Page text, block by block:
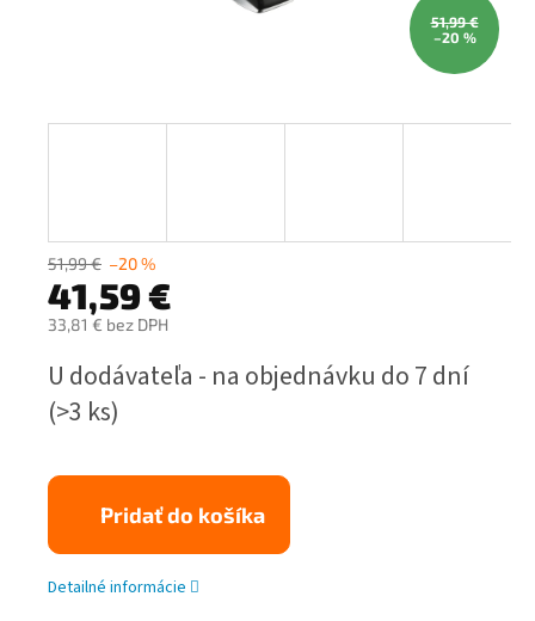
51,99 €
–20 %
51,99 € –20 %
41,59 €
33,81 € bez DPH
cena:
U dodávateľa - na objednávku do 7 dní
(>3 ks)
Pridať do košíka
Detailné informácie